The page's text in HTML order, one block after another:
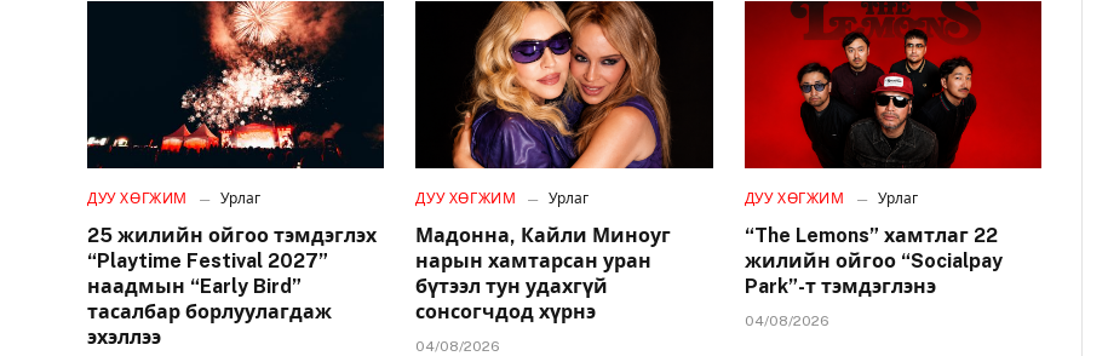
ДУУ ХӨГЖИМ Урлаг
25 жилийн ойгоо тэмдэглэх
“Playtime Festival 2027”
наадмын “Early Bird”
тасалбар борлуулагдаж
эхэллээ
ДУУ ХӨГЖИМ Урлаг
Мадонна, Кайли Миноуг
нарын хамтарсан уран
бүтээл тун удахгүй
сонсогчдод хүрнэ
04/08/2026
ДУУ ХӨГЖИМ Урлаг
“The Lemons” хамтлаг 22
жилийн ойгоо “Socialpay
Park”-т тэмдэглэнэ
04/08/2026